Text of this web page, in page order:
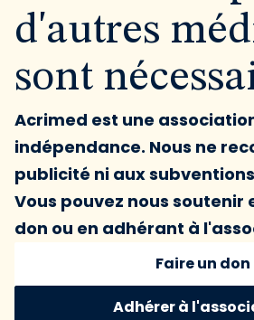
d'autres
sont
Acrimed est une
indépendance. Nous ne
publicité ni aux
Vous pouvez nous soutenir
don ou en adhérant à
Faire un don
Adhérer à